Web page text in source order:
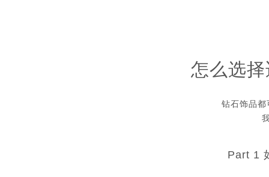
怎么选
钻石饰品
Part 1